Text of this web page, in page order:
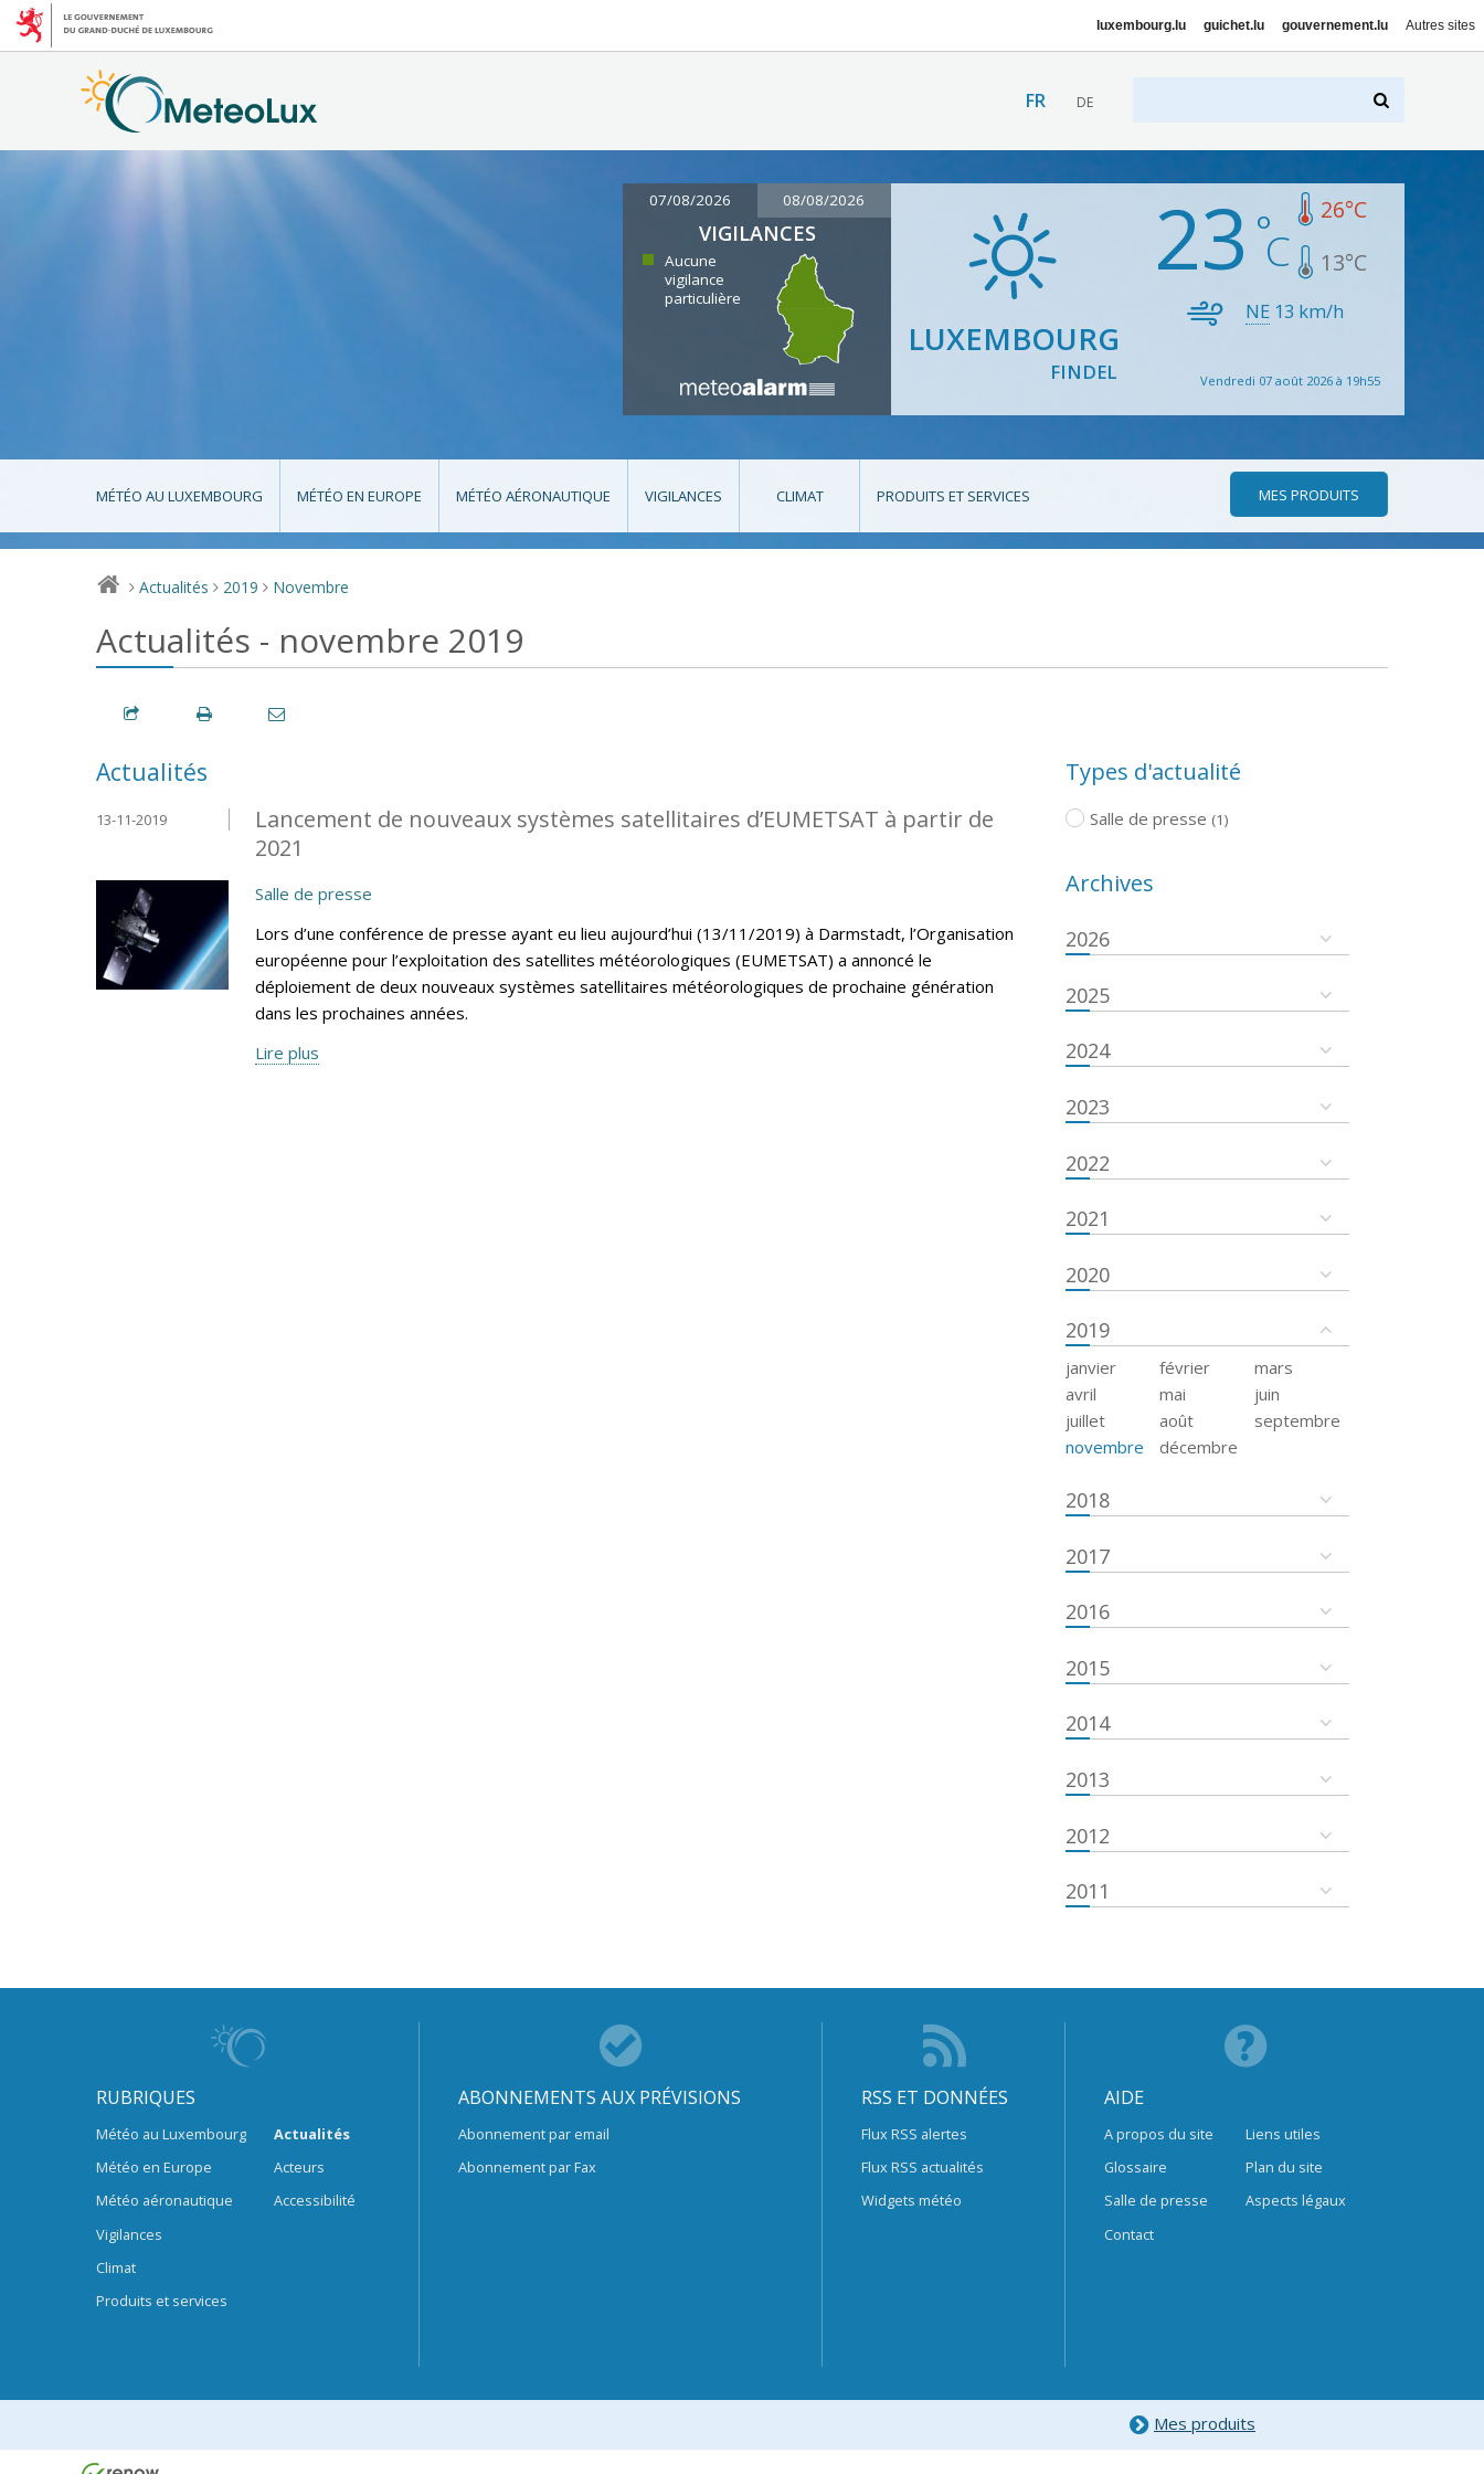
luxembourg.lu guichet.lu gouvernement.lu Autres sites
FR DE
07/08/2026 08/08/2026
VIGILANCES
Aucune
vigilance
particulière
LUXEMBOURG
FINDEL
23 26°C
13°C
NE 13 km/h
Vendredi 07 août 2026 à 19h55
MÉTÉO AU LUXEMBOURG MÉTÉO EN EUROPE MÉTÉO AÉRONAUTIQUE VIGILANCES CLIMAT PRODUITS ET SERVICES MES PRODUITS
> Actualités > 2019 > Novembre
Actualités - novembre 2019
Actualités
Lancement de nouveaux systèmes satellitaires d’EUMETSAT à partir de
2021
13-11-2019
Salle de presse
Lors d’une conférence de presse ayant eu lieu aujourd’hui (13/11/2019) à Darmstadt, l’Organisation
européenne pour l’exploitation des satellites météorologiques (EUMETSAT) a annoncé le
déploiement de deux nouveaux systèmes satellitaires météorologiques de prochaine génération
dans les prochaines années.
Lire plus
Types d'actualité
Salle de presse (1)
Archives
2026
2025
2024
2023
2022
2021
2020
2019
janvier février
mars
avril
mai
juin
juillet
août
septembre
novembre
décembre
2018
2017
2016
2015
2014
2013
2012
2011
RUBRIQUES
Météo au Luxembourg
Météo en Europe
Météo aéronautique
Vigilances
Climat
Produits et services
Actualités
Acteurs
Accessibilité
ABONNEMENTS AUX PRÉVISIONS
Abonnement par email
Abonnement par Fax
RSS ET DONNÉES
Flux RSS alertes
Flux RSS actualités
Widgets météo
AIDE
A propos du site
Glossaire
Salle de presse
Contact
Liens utiles
Plan du site
Aspects légaux
Mes produits